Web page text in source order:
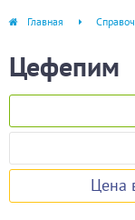
Главная
Цефепим
Цена